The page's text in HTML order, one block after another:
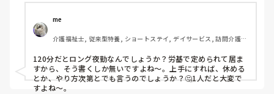
でも、自分が気持ちよく辞めるためにも、ご利用者様達が穏
やかに過ごせるようにも、新しい職員が入ってくることを切
に願う。
me
介護福祉士, 従来型特養, ショートステイ, デイサービス, 訪問介護,
120分だとロング夜勤なんでしょうか？労基で定められて居ま
すから、そう書くしか無いですよね〜。上手にすれば、休める
とか、やり方次第とでも言うのでしょうか？🤔1人だと大変で
すよね〜。